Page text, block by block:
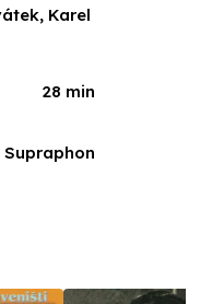
Karel
28 min
Supraphon